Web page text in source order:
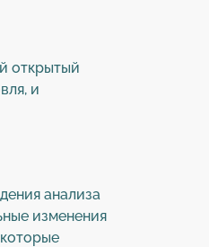
открытый
и
анализа
изменения